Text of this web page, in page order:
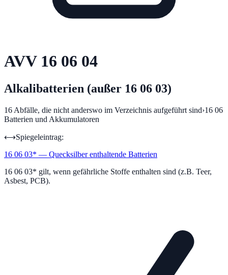
AVV 16 06 04
Alkalibatterien (außer 16 06 03)
16 Abfälle, die nicht anderswo im Verzeichnis aufgeführt sind›16 06
Batterien und Akkumulatoren
⟷Spiegeleintrag:
16 06 03* — Quecksilber enthaltende Batterien
16 06 03* gilt, wenn gefährliche Stoffe enthalten sind (z.B. Teer,
Asbest, PCB).